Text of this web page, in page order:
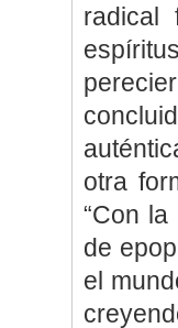
radical
otra
“Con
de
el